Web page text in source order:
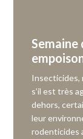
Semaine
Insecticides,
s’il est très
dehors,
leur
rodenticides